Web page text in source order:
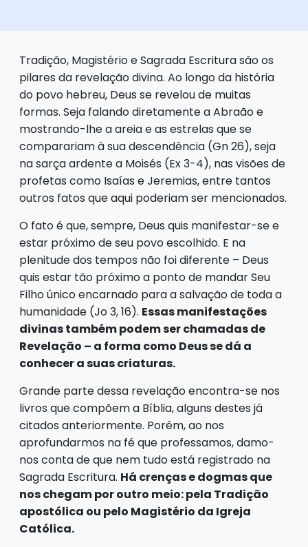
Tradição, Magistério e Sagrada Escritura são os
pilares da revelação divina. Ao longo da história
do povo hebreu, Deus se revelou de muitas
formas. Seja falando diretamente a Abraão e
mostrando-lhe a areia e as estrelas que se
comparariam à sua descendência (Gn 26), seja
na sarça ardente a Moisés (Ex 3-4), nas visões de
profetas como Isaías e Jeremias, entre tantos
outros fatos que aqui poderiam ser mencionados.
O fato é que, sempre, Deus quis manifestar-se e
estar próximo de seu povo escolhido. E na
plenitude dos tempos não foi diferente – Deus
quis estar tão próximo a ponto de mandar Seu
Filho único encarnado para a salvação de toda a
humanidade (Jo 3, 16). Essas manifestações
divinas também podem ser chamadas de
Revelação – a forma como Deus se dá a
conhecer a suas criaturas.
Grande parte dessa revelação encontra-se nos
livros que compõem a Bíblia, alguns destes já
citados anteriormente. Porém, ao nos
aprofundarmos na fé que professamos, damo-
nos conta de que nem tudo está registrado na
Sagrada Escritura. Há crenças e dogmas que
nos chegam por outro meio: pela Tradição
apostólica ou pelo Magistério da Igreja
Católica.